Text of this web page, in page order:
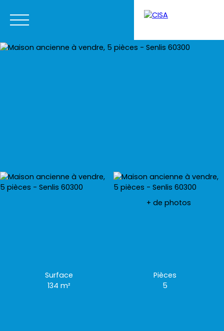
+ de photos
Surface
134m²
Pièces
5